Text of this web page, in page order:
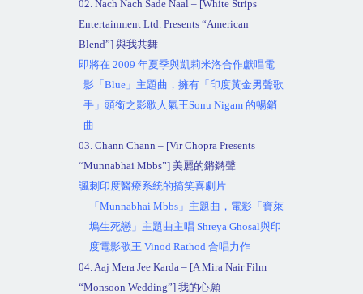
02. Nach Nach Sade Naal – [White Strips
Entertainment Ltd. Presents “American
Blend”] 與我共舞
即將在 2009 年夏季與凱莉米洛合作獻唱電
影「Blue 」主題曲，擁有「印度黃金男聲歌
手」頭銜之影歌人氣王Sonu Nigam 的暢銷
曲
03. Chann Chann – [Vir Chopra Presents
“Munnabhai Mbbs”] 美麗的鏘鏘聲
諷刺印度醫療系統的搞笑喜劇片
「 Munnabhai Mbbs」主題曲，電影「寶萊
塢生死戀」主題曲主唱 Shreya Ghosal與印
度電影歌王 Vinod Rathod 合唱力作
04. Aaj Mera Jee Karda – [A Mira Nair Film
“Monsoon Wedding”] 我的心願